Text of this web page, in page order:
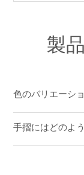
製
色のバリエーシ
手摺にはどのよ